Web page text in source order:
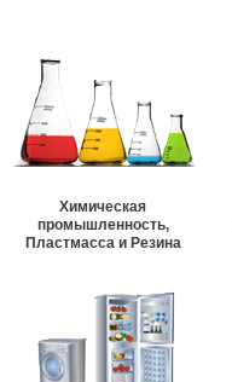
Химическая
промышленность,
Пластмасса и Резина